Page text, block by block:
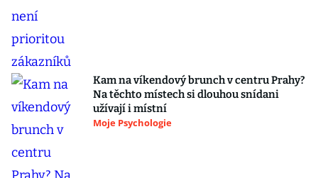
Kam na víkendový brunch v centru Prahy?
Na těchto místech si dlouhou snídani
užívají i místní
Moje Psychologie